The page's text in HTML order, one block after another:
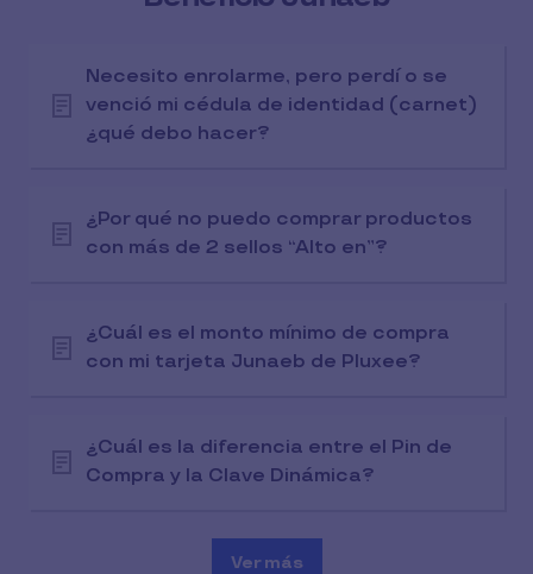
Necesito enrolarme, pero perdí o se
venció mi cédula de identidad (carnet)
¿qué debo hacer?
¿Por qué no puedo comprar productos
con más de 2 sellos “Alto en”?
¿Cuál es el monto mínimo de compra
con mi tarjeta Junaeb de Pluxee?
¿Cuál es la diferencia entre el Pin de
Compra y la Clave Dinámica?
Ver más